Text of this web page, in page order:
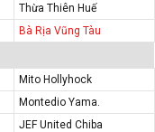
Thừa Thiên Huế
Bà Rịa Vũng Tàu
Mito Hollyhock
Montedio Yama.
JEF United Chiba